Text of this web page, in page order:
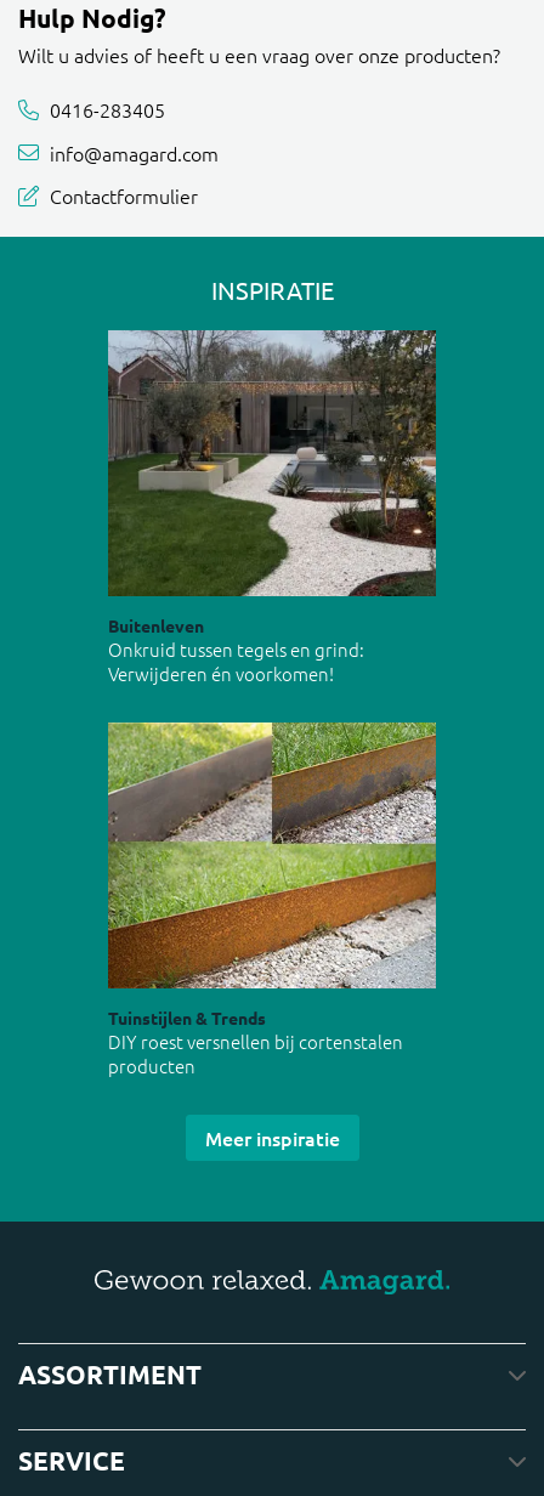
Hulp Nodig?
Wilt u advies of heeft u een vraag over onze producten?
0416-283405
info@amagard.com
Contactformulier
INSPIRATIE
Buitenleven
Onkruid tussen tegels en grind:
Verwijderen én voorkomen!
Tuinstijlen & Trends
DIY roest versnellen bij cortenstalen
producten
Meer inspiratie
ASSORTIMENT
SERVICE